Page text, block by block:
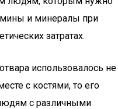
и минералы при
затратах.
использовалось не
с костями, то его
с различными